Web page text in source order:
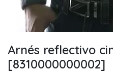
Arnés reflectivo
[8310000000002]